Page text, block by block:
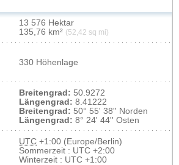
13 576 Hektar
135,76 km² (52,42 sq mi)
330 Höhenlage
Breitengrad: 50.9272
Längengrad: 8.41222
Breitengrad: 50° 55' 38'' Norden
Längengrad: 8° 24' 44'' Osten
UTC +1:00 (Europe/Berlin)
Sommerzeit : UTC +2:00
Winterzeit : UTC +1:00